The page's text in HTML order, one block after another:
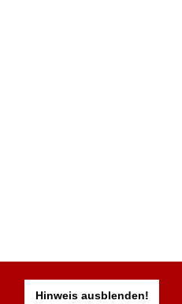
Hinweis ausblenden!